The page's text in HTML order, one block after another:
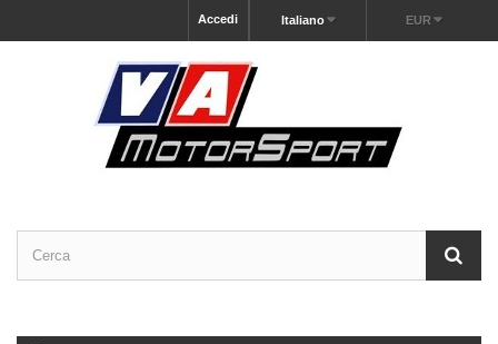
EUR
Italiano
Accedi